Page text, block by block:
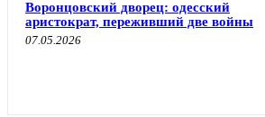
Воронцовский дворец: одесский
аристократ, переживший две войны
07.05.2026